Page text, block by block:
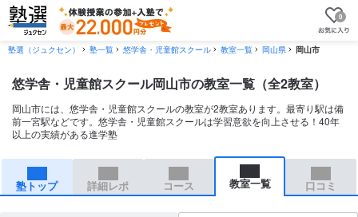
0
塾選（ジュクセン） 塾一覧 悠学舎・児童館スクール 教室一覧 岡山県 岡山市
悠学舎・児童館スクール岡山市の教室一覧（全2教室）
岡山市には、悠学舎・児童館スクールの教室が2教室あります。最寄り駅は備
前一宮駅などです。悠学舎・児童館スクールは学習意欲を向上させる！40年
以上の実績がある進学塾
塾トップ 詳細レポ コース 教室一覧 口コミ